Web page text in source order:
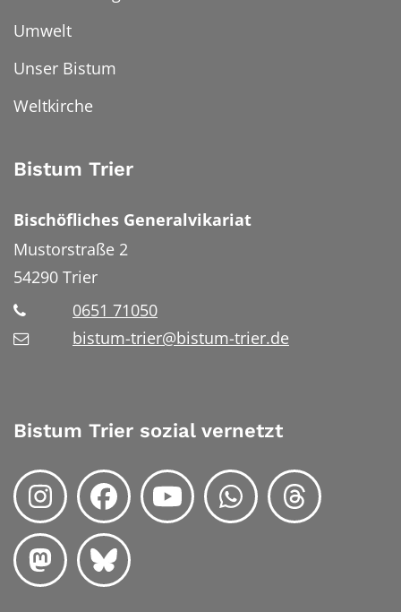
Umwelt
Unser Bistum
Weltkirche
Bistum Trier
Bischöfliches Generalvikariat
Mustorstraße 2
54290 Trier
0651 71050
bistum-trier@bistum-trier.de
Bistum Trier sozial vernetzt